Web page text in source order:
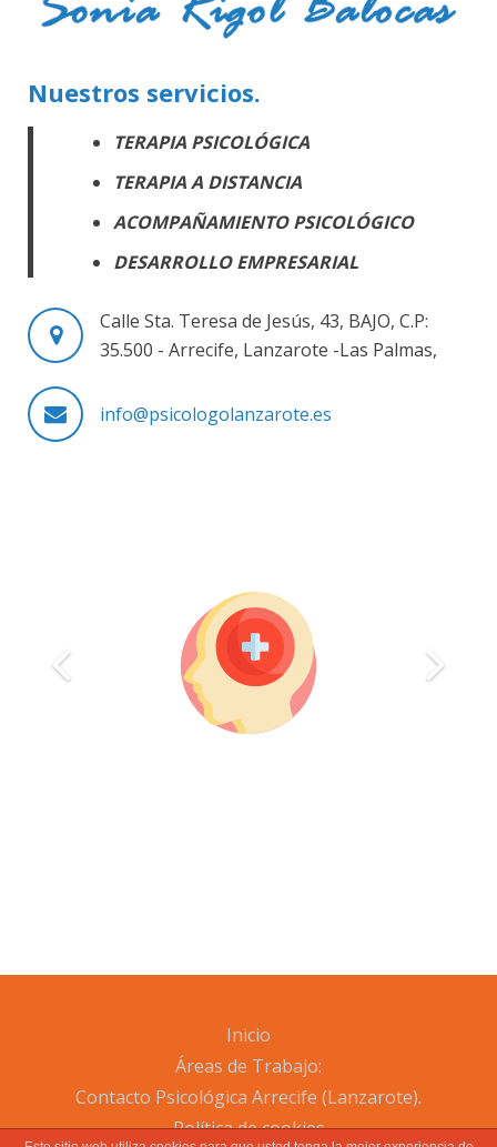
Nuestros servicios.
TERAPIA PSICOLÓGICA
TERAPIA A DISTANCIA
ACOMPAÑAMIENTO PSICOLÓGICO
DESARROLLO EMPRESARIAL
Calle Sta. Teresa de Jesús, 43, BAJO, C.P:
35.500 - Arrecife, Lanzarote -Las Palmas,
info@psicologolanzarote.es
Inicio
Áreas de Trabajo:
Contacto Psicológica Arrecife (Lanzarote).
Política de cookies